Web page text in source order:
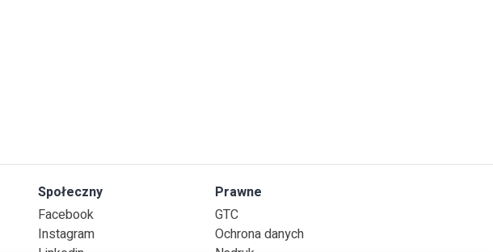
Społeczny
Facebook
Instagram
Prawne
GTC
Ochrona danych